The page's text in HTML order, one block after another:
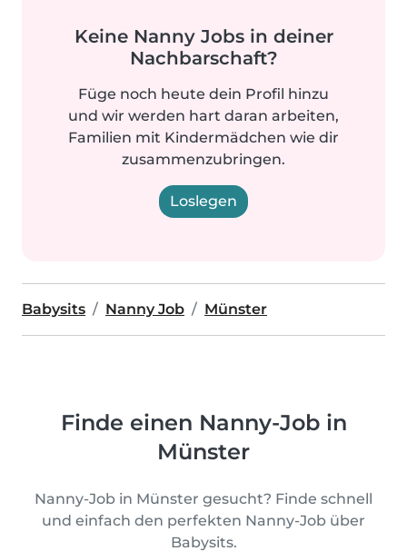
Keine Nanny Jobs in deiner
Nachbarschaft?
Füge noch heute dein Profil hinzu
und wir werden hart daran arbeiten,
Familien mit Kindermädchen wie dir
zusammenzubringen.
Loslegen
Babysits Nanny Job Münster
Finde einen Nanny-Job in
Münster
Nanny-Job in Münster gesucht? Finde schnell
und einfach den perfekten Nanny-Job über
Babysits.